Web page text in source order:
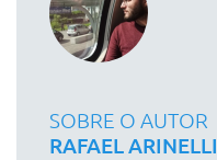
SOBRE O AUTOR
RAFAEL ARINELLI